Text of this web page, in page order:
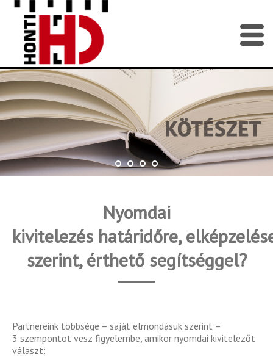
Nyomdai
kivitelezés határidőre,
szerint, érthető segítséggel?
Partnereink többsége – saját elmondásuk szerint –
3 szempontot vesz figyelembe, amikor nyomdai kivitelezőt
választ: